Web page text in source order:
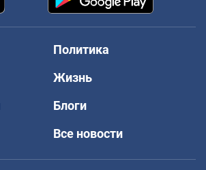
Политика
Жизнь
Блоги
Все новости